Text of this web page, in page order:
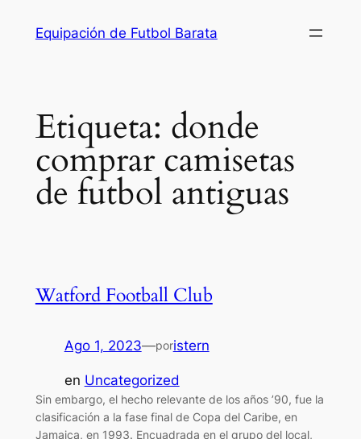
Equipación de Futbol Barata
Etiqueta: donde
comprar camisetas
de futbol antiguas
Watford Football Club
Ago 1, 2023—poristern
en Uncategorized
Sin embargo, el hecho relevante de los años ’90, fue la
clasificación a la fase final de Copa del Caribe, en
Jamaica, en 1993. Encuadrada en el grupo del local,